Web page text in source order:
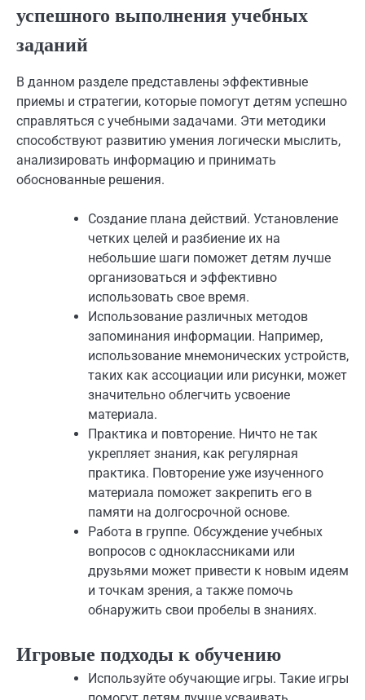
успешного выполнения учебных
заданий
В данном разделе представлены эффективные
приемы и стратегии, которые помогут детям успешно
справляться с учебными задачами. Эти методики
способствуют развитию умения логически мыслить,
анализировать информацию и принимать
обоснованные решения.
Создание плана действий. Установление
четких целей и разбиение их на
небольшие шаги поможет детям лучше
организоваться и эффективно
использовать свое время.
Использование различных методов
запоминания информации. Например,
использование мнемонических устройств,
таких как ассоциации или рисунки, может
значительно облегчить усвоение
материала.
Практика и повторение. Ничто не так
укрепляет знания, как регулярная
практика. Повторение уже изученного
материала поможет закрепить его в
памяти на долгосрочной основе.
Работа в группе. Обсуждение учебных
вопросов с одноклассниками или
друзьями может привести к новым идеям
и точкам зрения, а также помочь
обнаружить свои пробелы в знаниях.
Игровые подходы к обучению
Используйте обучающие игры. Такие игры